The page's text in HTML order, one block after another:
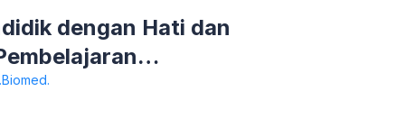
dengan Hati dan